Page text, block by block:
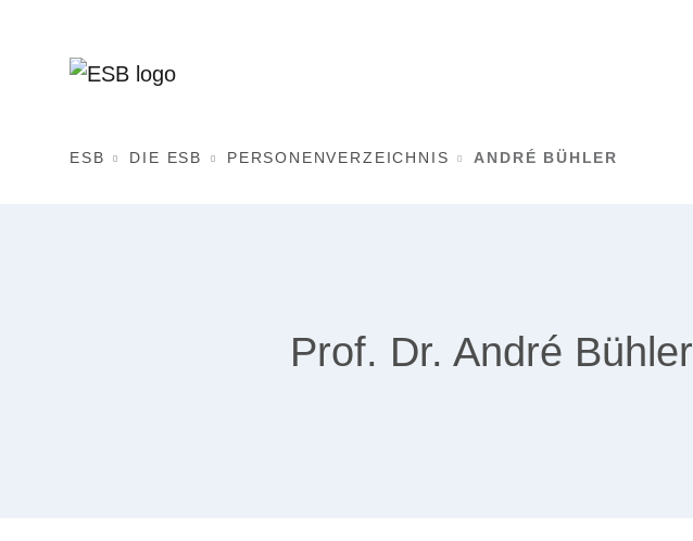
ESB DIE ESB PERSONENVERZEICHNIS ANDRÉ BÜHLER
Prof. Dr. André Bühler